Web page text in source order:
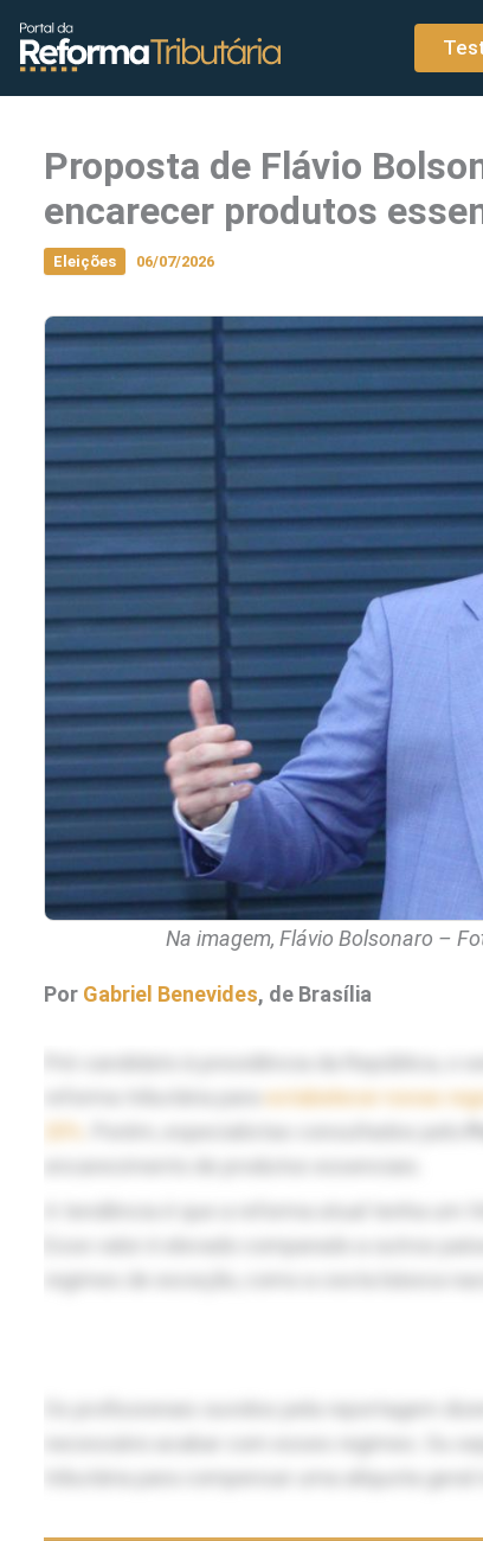
conteúdo
Proposta de Flávio
encarecer produtos
Eleições 06/07/2026
Na imagem, Flávio Bolsonaro –
Por Gabriel Benevides, de Brasília
estabelecer novas
A tendência é que a reforma atual tenha um
regimes de exceção, como a cesta básica
Os profissionais ouvidos pela reportagem
necessário acabar com esses regimes. Ou
tributária para compensar uma alíquota geral